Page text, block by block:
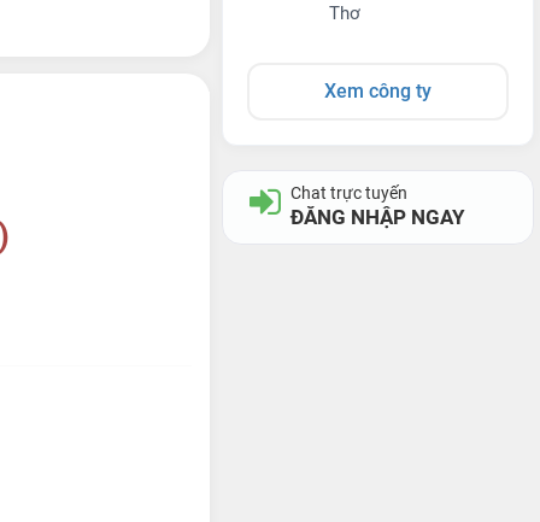
Thơ
Xem công ty
Chat trực tuyến
ĐĂNG NHẬP NGAY